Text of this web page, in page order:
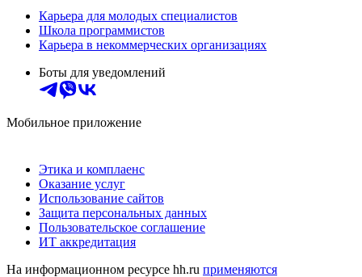
Карьера для молодых специалистов
Школа программистов
Карьера в некоммерческих организациях
Боты для уведомлений
Мобильное приложение
Этика и комплаенс
Оказание услуг
Использование сайтов
Защита персональных данных
Пользовательское соглашение
ИТ аккредитация
На информационном ресурсе hh.ru применяются